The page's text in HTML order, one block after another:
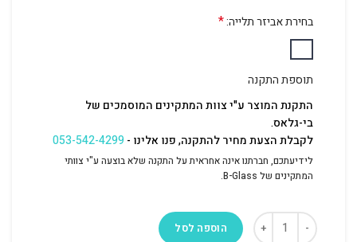
בחירת אביזר תלייה:*
תוספת התקנה
התקנת המוצר ע"י צוות המתקינים המוסמכים של
בי-גלאס.
לקבלת הצעת מחיר להתקנה, פנו אלינו -053-542-4299
לידיעתכם, חברתנו אינה אחראית על התקנה שלא בוצעה ע"י צוותי
המתקינים של B-Glass.
הוספה לסל